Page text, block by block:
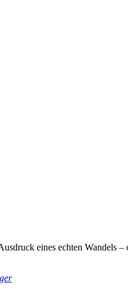
eines echten Wandels